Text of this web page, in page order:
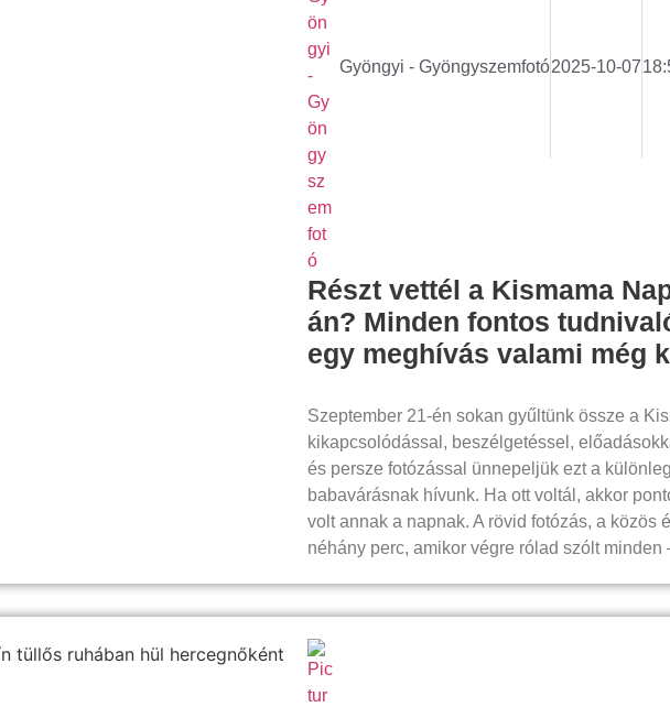
Gyöngyi - Gyöngyszemfotó2025-10-07
Részt vettél a Kismama
án? Minden fontos
egy meghívás valami még
Szeptember 21-én sokan gyűltünk össze a
kikapcsolódással, beszélgetéssel,
és persze fotózással ünnepeljük ezt a
babavárásnak hívunk. Ha ott voltál, akkor
volt annak a napnak. A rövid fotózás, a közös
néhány perc, amikor végre rólad szólt minden